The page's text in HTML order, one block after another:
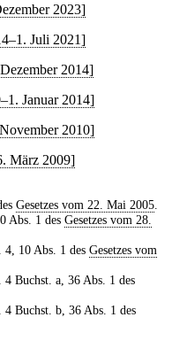
2023]
Juli 2021]
2014]
Januar 2014]
2010]
März 2009]
Gesetzes vom 22. Mai 2005.
Abs. 1 des Gesetzes vom 28.
10 Abs. 1 des Gesetzes vom
Buchst. a, 36 Abs. 1 des
Buchst. b, 36 Abs. 1 des